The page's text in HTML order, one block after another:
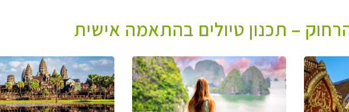
– תכנון טיולים בהתאמה אישית